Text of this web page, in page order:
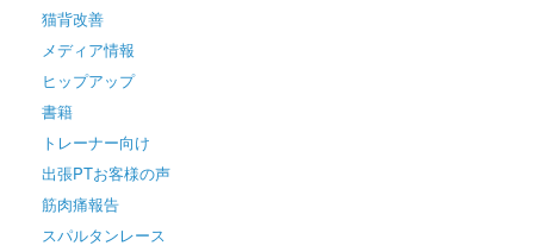
猫背改善
メディア情報
ヒップアップ
書籍
トレーナー向け
出張PTお客様の声
筋肉痛報告
スパルタンレース